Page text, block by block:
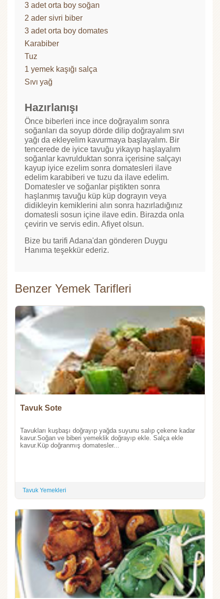
3 adet orta boy soğan
2 ader sivri biber
3 adet orta boy domates
Karabiber
Tuz
1 yemek kaşığı salça
Sıvı yağ
Hazırlanışı
Önce biberleri ince ince doğrayalım sonra
soğanları da soyup dörde dilip doğrayalım sıvı
yağı da ekleyelim kavurmaya başlayalım. Bir
tencerede de iyice tavuğu yikayıp haşlayalım
soğanlar kavrulduktan sonra içerisine salçayı
kayup iyice ezelim sonra domatesleri ilave
edelim karabiberi ve tuzu da ilave edelim.
Domatesler ve soğanlar piştikten sonra
haşlanmış tavuğu küp küp dograyın veya
didikleyin kemiklerini alın sonra hazırladığınız
domatesli sosun içine ilave edin. Birazda onla
çevirin ve servis edin. Afiyet olsun.
Bize bu tarifi Adana'dan gönderen Duygu
Hanıma teşekkür ederiz.
Benzer Yemek Tarifleri
Tavuk Sote
Tavukları kuşbaşı doğrayıp yağda suyunu salıp çekene kadar
kavur.Soğan ve biberi yemeklik doğrayıp ekle. Salça ekle
kavur.Küp doğranmış domatesler...
Tavuk Yemekleri